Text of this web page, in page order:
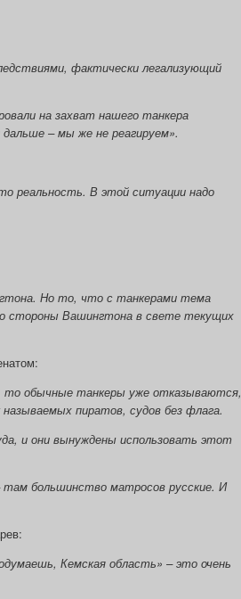
фактически легализующий
на захват нашего танкера
– мы же не реагируем».
реальность. В этой ситуации надо
Но то, что с танкерами тема
стороны Вашингтона в свете текущих
то обычные танкеры уже отказываются,
пиратов, судов без флага.
и они вынуждены использовать этот
большинство матросов русские. И
Кемская область» – это очень